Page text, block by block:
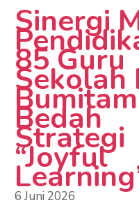
Sinergi
85 Guru
Sekolah
Bedah
Strategi
“Joyful
6 Juni 2026